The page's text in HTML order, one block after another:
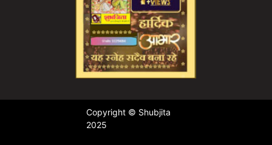
Copyright © Shubjita
2025